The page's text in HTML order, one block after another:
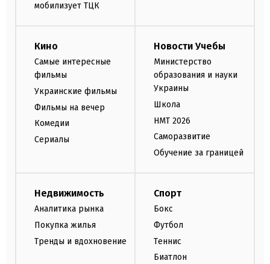
мобилизует ТЦК
Кино
Самые интересные
фильмы
Украинские фильмы
Фильмы на вечер
Комедии
Сериалы
Новости Учебы
Министерство
образования и науки
Украины
Школа
НМТ 2026
Саморазвитие
Обучение за границей
Недвижимость
Аналитика рынка
Покупка жилья
Тренды и вдохновение
Спорт
Бокс
Футбол
Теннис
Биатлон